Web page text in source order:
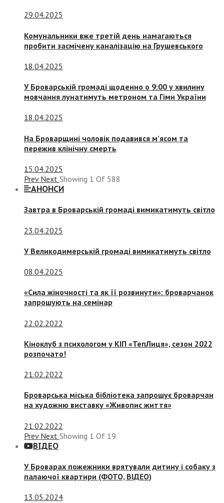
29.04.2025
Комунальники вже третій день намагаються
пробити засмічену каналізацію на Грушевського
18.04.2025
У Броварській громаді щоденно о 9:00 у хвилину
мовчання лунатимуть метроном та Гімн України
18.04.2025
На Броварщині чоловік подавився м’ясом та
пережив клінічну смерть
15.04.2025
Prev Next Showing 1 Of 588
АНОНСИ
Завтра в Броварській громаді вимикатимуть світло
23.04.2025
У Великодимерській громаді вимикатимуть світло
08.04.2025
«Сила жіночності та як її розвинути»: броварчанок
запрошують на семінар
22.02.2022
Кіноклуб з психологом у КІП «ТепЛиця», сезон 2022
розпочато!
21.02.2022
Броварська міська бібліотека запрошує броварчан
на художню виставку «Живопис життя»
21.02.2022
Prev Next Showing 1 Of 19
ВІДЕО
У Броварах пожежники врятували дитину і собаку з
палаючої квартири (ФОТО, ВІДЕО)
13.05.2024